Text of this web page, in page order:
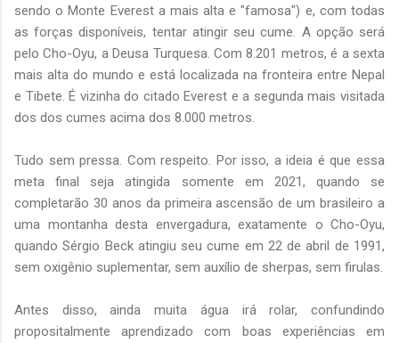
sendo o Monte Everest a mais alta e "famosa") e, com todas
as forças disponíveis, tentar atingir seu cume. A opção será
pelo Cho-Oyu, a Deusa Turquesa. Com 8.201 metros, é a sexta
mais alta do mundo e está localizada na fronteira entre Nepal
e Tibete. É vizinha do citado Everest e a segunda mais visitada
dos dos cumes acima dos 8.000 metros.
Tudo sem pressa. Com respeito. Por isso, a ideia é que essa
meta final seja atingida somente em 2021, quando se
completarão 30 anos da primeira ascensão de um brasileiro a
uma montanha desta envergadura, exatamente o Cho-Oyu,
quando Sérgio Beck atingiu seu cume em 22 de abril de 1991,
sem oxigênio suplementar, sem auxílio de sherpas, sem firulas.
Antes disso, ainda muita água irá rolar, confundindo
propositalmente aprendizado com boas experiências em